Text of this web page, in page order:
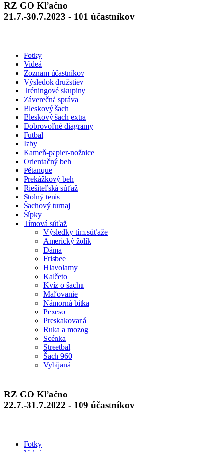
RZ GO Kľačno
21.7.-30.7.2023 - 101 účastníkov
Fotky
Videá
Zoznam účastníkov
Výsledok družstiev
Tréningové skupiny
Záverečná správa
Bleskový šach
Bleskový šach extra
Dobrovoľné diagramy
Futbal
Izby
Kameň-papier-nožnice
Orientačný beh
Pétanque
Prekážkový beh
Riešiteľská súťaž
Stolný tenis
Šachový turnaj
Šípky
Tímová súťaž
Výsledky tím.súťaže
Americký žolík
Dáma
Frisbee
Hlavolamy
Kalčeto
Kvíz o šachu
Maľovanie
Námorná bitka
Pexeso
Preskakovaná
Ruka a mozog
Scénka
Streetbal
Šach 960
Vybíjaná
RZ GO Kľačno
22.7.-31.7.2022 - 109 účastníkov
Fotky